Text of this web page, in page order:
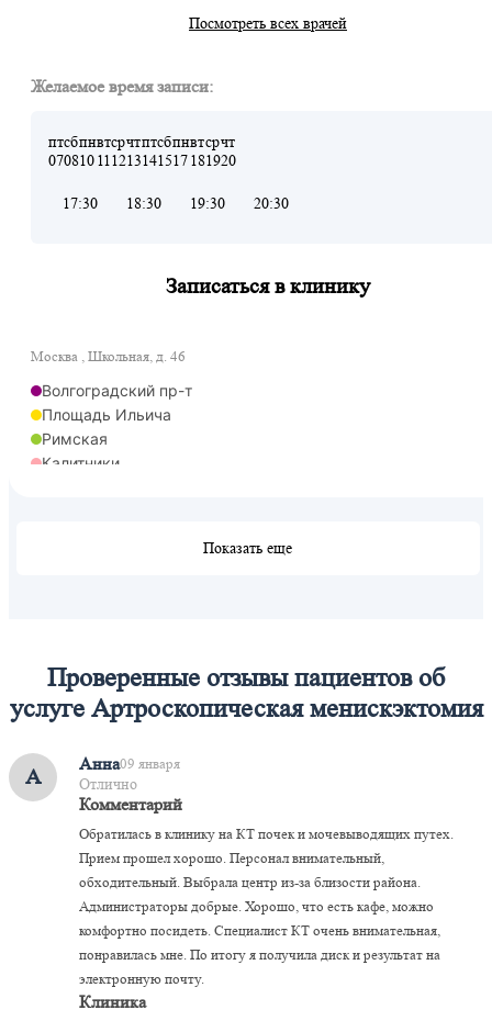
Посмотреть всех врачей
Желаемое время записи:
пт
07
сб
08
пн
10
вт
11
ср
12
чт
13
пт
14
сб
15
пн
17
вт
18
ср
19
чт
20
17:30 18:30 19:30 20:30
Записаться в клинику
Москва , Школьная, д. 46
Волгоградский пр-т
Площадь Ильича
Римская
Калитники
Показать еще
Проверенные отзывы пациентов об
услуге Артроскопическая менискэктомия
А
Анна09 января
Отлично
Комментарий
Обратилась в клинику на КТ почек и мочевыводящих путех.
Прием прошел хорошо. Персонал внимательный,
обходительный. Выбрала центр из-за близости района.
Администраторы добрые. Хорошо, что есть кафе, можно
комфортно посидеть. Специалист КТ очень внимательная,
понравилась мне. По итогу я получила диск и результат на
электронную почту.
Клиника